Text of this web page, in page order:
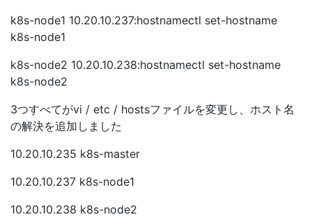
k8s-node1 10.20.10.237:hostnamectl set-hostname
k8s-node1
k8s-node2 10.20.10.238:hostnamectl set-hostname
k8s-node2
3つすべてがvi / etc / hostsファイルを変更し、ホスト名
の解決を追加しました
10.20.10.235 k8s-master
10.20.10.237 k8s-node1
10.20.10.238 k8s-node2